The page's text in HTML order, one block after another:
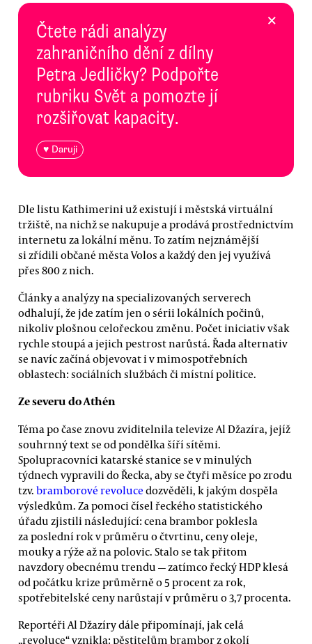
Čtete rádi analýzy
zahraničního dění z dílny
Petra Jedličky? Podpořte
rubriku Svět a pomozte jí
rozšiřovat kapacity.
♥ Daruji
×
Dle listu Kathimerini už existují i městská virtuální
tržiště, na nichž se nakupuje a prodává prostřednictvím
internetu za lokální měnu. To zatím nejznámější
si zřídili občané města Volos a každý den jej využívá
přes 800 z nich.
Články a analýzy na specializovaných serverech
odhalují, že jde zatím jen o sérii lokálních počinů,
nikoliv plošnou celořeckou změnu. Počet iniciativ však
rychle stoupá a jejich pestrost narůstá. Řada alternativ
se navíc začíná objevovat i v mimospotřebních
oblastech: sociálních službách či místní politice.
Ze severu do Athén
Téma po čase znovu zviditelnila televize Al Džazíra, jejíž
souhrnný text se od pondělka šíří sítěmi.
Spolupracovníci katarské stanice se v minulých
týdnech vypravili do Řecka, aby se čtyři měsíce po zrodu
tzv. bramborové revoluce dozvěděli, k jakým dospěla
výsledkům. Za pomoci čísel řeckého statistického
úřadu zjistili následující: cena brambor poklesla
za poslední rok v průměru o čtvrtinu, ceny oleje,
mouky a rýže až na polovic. Stalo se tak přitom
navzdory obecnému trendu — zatímco řecký HDP klesá
od počátku krize průměrně o 5 procent za rok,
spotřebitelské ceny narůstají v průměru o 3,7 procenta.
Reportéři Al Džazíry dále připomínají, jak celá
„revoluce“ vznikla: pěstitelům brambor z okolí